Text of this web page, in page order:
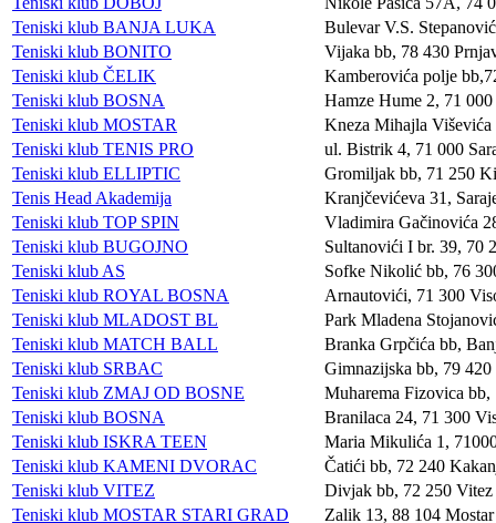
Teniski klub BANJA LUKA
Bulevar V.S.
Teniski klub BONITO
Vijaka bb, 78 430
Teniski klub ČELIK
Kamberovića polje
Teniski klub BOSNA
Hamze Hume 2, 71 000
Teniski klub MOSTAR
Kneza Mihajla
Teniski klub TENIS PRO
ul. Bistrik 4, 71 000
Teniski klub ELLIPTIC
Gromiljak bb, 71 250
Tenis Head Akademija
Kranjčevićeva 31,
Teniski klub TOP SPIN
Vladimira Gačinovića
Teniski klub BUGOJNO
Sultanovići I br. 39, 70
Teniski klub AS
Sofke Nikolić bb, 76
Teniski klub ROYAL BOSNA
Arnautovići, 71 300
Teniski klub MLADOST BL
Park Mladena
Teniski klub MATCH BALL
Branka Grpčića bb,
Teniski klub SRBAC
Gimnazijska bb, 79 420
Teniski klub ZMAJ OD BOSNE
Muharema Fizovica bb,
Teniski klub BOSNA
Branilaca 24, 71 300
Teniski klub ISKRA TEEN
Maria Mikulića 1,
Teniski klub KAMENI DVORAC
Čatići bb, 72 240
Teniski klub VITEZ
Divjak bb, 72 250 Vitez
Teniski klub MOSTAR STARI GRAD
Zalik 13, 88 104